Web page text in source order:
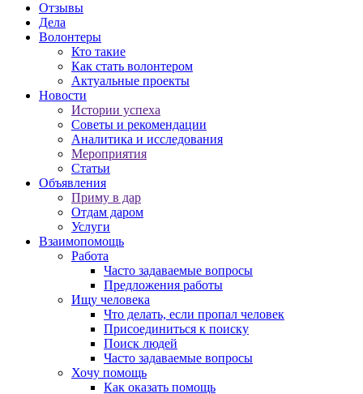
Отзывы
Дела
Волонтеры
Кто такие
Как стать волонтером
Актуальные проекты
Новости
Истории успеха
Советы и рекомендации
Аналитика и исследования
Мероприятия
Статьи
Объявления
Приму в дар
Отдам даром
Услуги
Взаимопомощь
Работа
Часто задаваемые вопросы
Предложения работы
Ищу человека
Что делать, если пропал человек
Присоединиться к поиску
Поиск людей
Часто задаваемые вопросы
Хочу помощь
Как оказать помощь